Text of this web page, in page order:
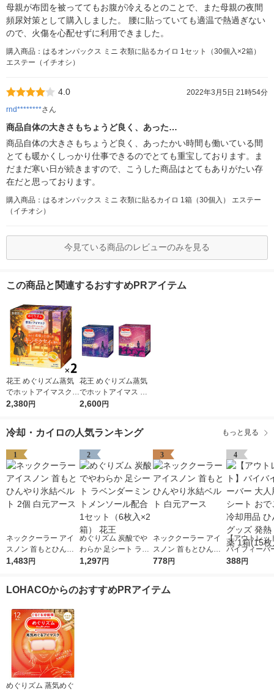
母親が布団を被っててもお腹が冷えるとのことで、また母親の夜間
頻尿対策として購入しました。 腰に貼っていても適温で熱過ぎない
ので、火傷を心配せずに利用できました。
購入商品：はるオンパックス ミニ 衣類に貼るカイロ 1セット（30個入×2箱）
エステー（イチオシ）
4.0
2022年3月5日 21時54分
rnd********さん
商品自体の大きさもちょうど良く、あった…
商品自体の大きさもちょうど良く、あったかい時間も働いている間
とても暖かくしっかり仕事できるのでとても重宝しております。ま
だまだ寒い日が続きますので、こうした商品はとてもありがたい存
在だと思っております。
購入商品：はるオンパックス ミニ 衣類に貼るカイロ 1箱（30個入） エステー
（イチオシ）
今見ている商品のレビューのみを見る
この商品と関連するおすすめPRアイテム
花王 めぐりズム蒸気
でホットアイマスクキ
ンモクセイの香り 1セ
2,380円
花王 めぐりズム蒸気
でホットアイマス シ
ダウッド×ゼラニウム
2,600円
冷却・カイロの人気ランキング もっと見る
1
ネッククーラー アイ
スノン 首もとひんや
り氷結ベルト 2個 白
1,483円
2
めぐりズム 炭酸でや
わらか 足シート ラベ
ンダーミントメンソー
1,297円
3
ネッククーラー アイ
スノン 首もとひんや
り氷結ベルト 白元ア
778円
4
【アウトレッ
バイフィーバ
用 冷却シート
388円
LOHACOからのおすすめPRアイテム
めぐりズム 蒸気めぐ